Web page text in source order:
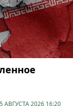
АВГУСТА 2026 16:20